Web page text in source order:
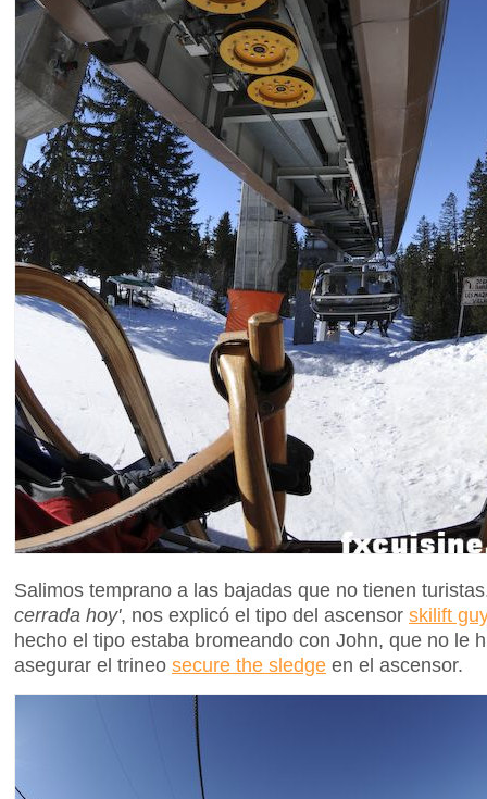
Salimos temprano a las bajadas que no tienen
cerrada hoy', nos explicó el tipo del ascensor skilift guy
hecho el tipo estaba bromeando con John, que no le
asegurar el trineo secure the sledge en el ascensor.